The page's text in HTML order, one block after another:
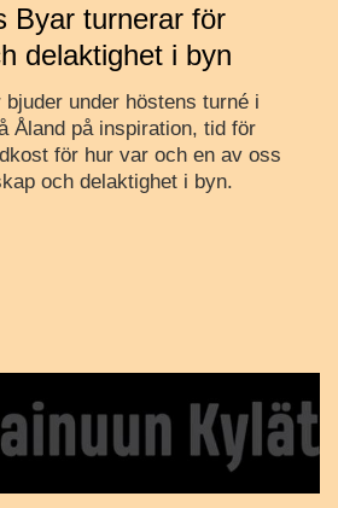
Byar turnerar för
delaktighet i byn
under höstens turné i
Åland på inspiration, tid för
för hur var och en av oss
och delaktighet i byn.